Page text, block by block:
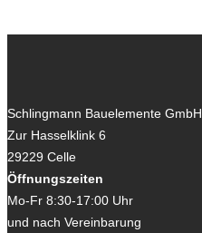
Schlingmann Bauelemente GmbH
Zur Hasselklink 6
29229 Celle
Öffnungszeiten
Mo-Fr 8:30-17:00 Uhr
und nach Vereinbarung